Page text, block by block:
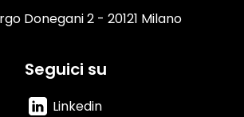
Donegani 2 - 20121 Milano
Seguici su
Linkedin